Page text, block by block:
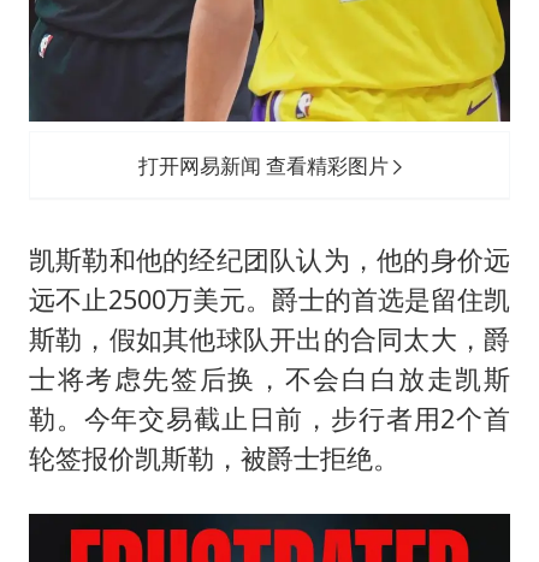
打开网易新闻 查看精彩图片
凯斯勒和他的经纪团队认为，他的身价远
远不止2500万美元。爵士的首选是留住凯
斯勒，假如其他球队开出的合同太大，爵
士将考虑先签后换，不会白白放走凯斯
勒。今年交易截止日前，步行者用2个首
轮签报价凯斯勒，被爵士拒绝。